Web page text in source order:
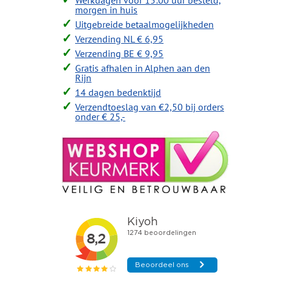
morgen in huis
Uitgebreide betaalmogelijkheden
Verzending NL € 6,95
Verzending BE € 9,95
Gratis afhalen in Alphen aan den
Rijn
14 dagen bedenktijd
Verzendtoeslag van €2,50 bij orders
onder € 25,-